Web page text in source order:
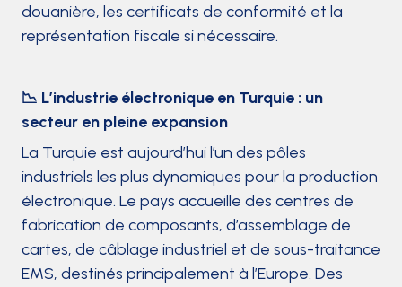
douanière, les certificats de conformité et la
représentation fiscale si nécessaire.
📉 L’industrie électronique en Turquie : un
secteur en pleine expansion
La Turquie est aujourd’hui l’un des pôles
industriels les plus dynamiques pour la production
électronique. Le pays accueille des centres de
fabrication de composants, d’assemblage de
cartes, de câblage industriel et de sous-traitance
EMS, destinés principalement à l’Europe. Des